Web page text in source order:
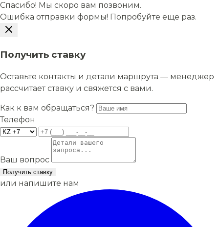
Спасибо! Мы скоро вам позвоним.
Ошибка отправки формы! Попробуйте еще раз.
Получить ставку
Оставьте контакты и детали маршрута — менеджер
рассчитает ставку и свяжется с вами.
Как к вам обращаться?
Телефон
Ваш вопрос
Получить ставку
или напишите нам